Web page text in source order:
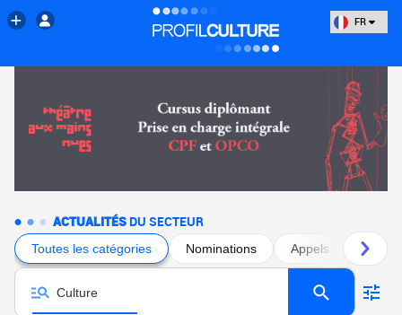
FR
ACTUALITÉS DU SECTEUR
Toutes les catégories Nominations Appels à projets